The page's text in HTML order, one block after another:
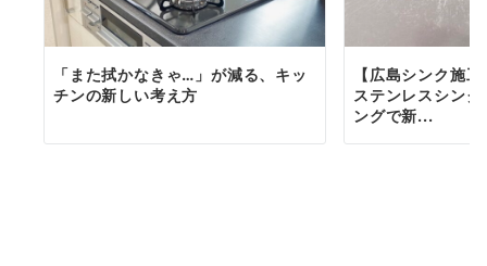
「また拭かなきゃ…」が減る、キッ
チンの新しい考え方
【広島シンク施
ステンレスシン
ングで新...